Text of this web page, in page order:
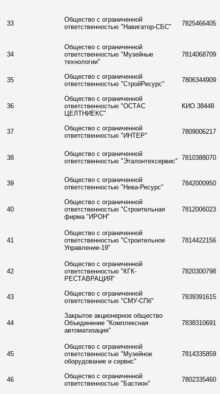
33
Общество с ограниченной
ответственностью "Навигатор-СБС"
7825466405
34
Общество с ограниченной
ответственностью "Музейные
технологии"
7814068709
35
Общество с ограниченной
ответственностью "СтройРесурс"
7806344909
36
Общество с ограниченной
ответственностью "ОСТАС
ЦЕЛТНИЕКС"
КИО 38448
37
Общество с ограниченной
ответственностью "ИНТЕР"
7809006217
38
Общество с ограниченной
ответственностью "Эталонтехсервис" 7810388070
39
Общество с ограниченной
ответственностью "Нева-Ресурс"
7842000950
40
Общество с ограниченной
ответственностью "Строительная
фирма "ИРОН"
7812006023
41
Общество с ограниченной
ответственностью "Строительное
Управление-19"
7814422156
42
Общество с ограниченной
ответственностью "КГК-
РЕСТАВРАЦИЯ"
7820300798
43
Общество с ограниченной
ответственностью "СМУ-СПб"
7839391615
44
Закрытое акционерное общество
Объединение "Комплексная
автоматизация"
7838310691
45
Общество с ограниченной
ответственностью "Музейное
оборудование и сервис"
7814335859
46
Общество с ограниченной
ответственностью "Бастион"
7802335460